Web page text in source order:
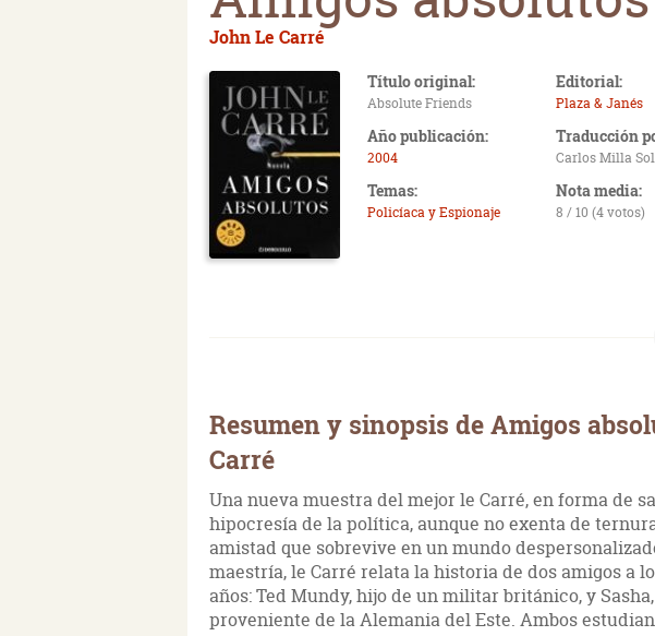
John Le Carré
Título original:
Absolute Friends
Editorial:
Plaza & Janés
Año publicación:
2004
Traducción
Carlos Milla
Temas:
Policíaca y Espionaje
Nota media:
8 / 10 (4 votos)
Resumen y sinopsis de Amigos
Carré
Una nueva muestra del mejor le Carré, en forma de
hipocresía de la política, aunque no exenta de
amistad que sobrevive en un mundo
maestría, le Carré relata la historia de dos amigos a
años: Ted Mundy, hijo de un militar británico, y
proveniente de la Alemania del Este. Ambos